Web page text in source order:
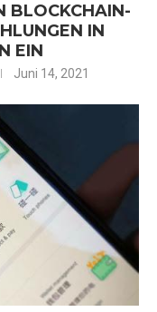
BLOCKCHAIN-
IN
EIN
Juni 14, 2021